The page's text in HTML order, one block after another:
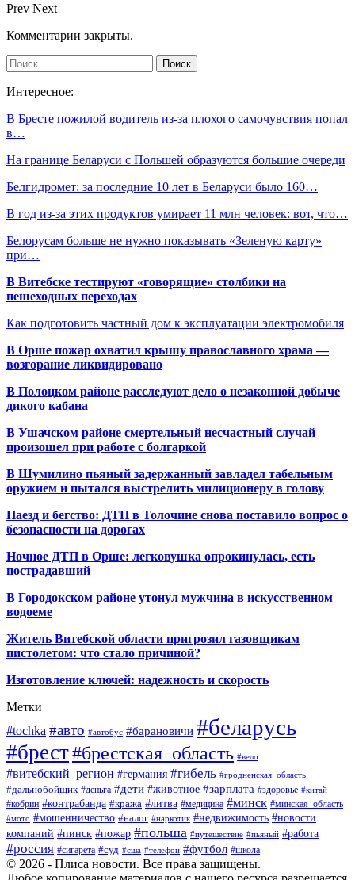
Prev Next
Комментарии закрыты.
Интересное:
В Бресте пожилой водитель из-за плохого самочувствия попал
в…
На границе Беларуси с Польшей образуются большие очереди
Белгидромет: за последние 10 лет в Беларуси было 160…
В год из-за этих продуктов умирает 11 млн человек: вот, что…
Белорусам больше не нужно показывать «Зеленую карту»
при…
В Витебске тестируют «говорящие» столбики на
пешеходных переходах
Как подготовить частный дом к эксплуатации электромобиля
В Орше пожар охватил крышу православного храма —
возгорание ликвидировано
В Полоцком районе расследуют дело о незаконной добыче
дикого кабана
В Ушачском районе смертельный несчастный случай
произошел при работе с болгаркой
В Шумилино пьяный задержанный завладел табельным
оружием и пытался выстрелить милиционеру в голову
Наезд и бегство: ДТП в Толочине снова поставило вопрос о
безопасности на дорогах
Ночное ДТП в Орше: легковушка опрокинулась, есть
пострадавший
В Городокском районе утонул мужчина в искусственном
водоеме
Житель Витебской области пригрозил газовщикам
пистолетом: что стало причиной?
Изготовление ключей: надежность и скорость
Метки
#tochka #авто #автобус #барановичи #беларусь
#брест#брестская_область #вело
#витебский_регион #германия #гибель #гродненская_область
#дальнобойщик #деньга #дети #животное #зарплата #здоровье #китай
#кобрин #контрабанда #кража #литва #медицина #минск #минская_область
#мото #мошенничество #налог #наркотик #недвижимость #новости
компаний #пинск #пожар #польша #путешествие #пьяный #работа
#россия #сигарета #суд #сша #телефон #футбол #школа
© 2026 - Плиса новости. Все права защищены.